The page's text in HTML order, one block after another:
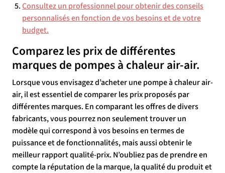
Consultez un professionnel pour obtenir des conseils
personnalisés en fonction de vos besoins et de votre
budget.
Comparez les prix de différentes
marques de pompes à chaleur air-air.
Lorsque vous envisagez d’acheter une pompe à chaleur air-
air, il est essentiel de comparer les prix proposés par
différentes marques. En comparant les offres de divers
fabricants, vous pourrez non seulement trouver un
modèle qui correspond à vos besoins en termes de
puissance et de fonctionnalités, mais aussi obtenir le
meilleur rapport qualité-prix. N’oubliez pas de prendre en
compte la réputation de la marque, la qualité du produit et